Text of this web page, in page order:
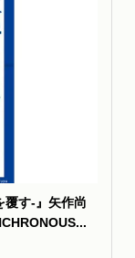
覆す-』矢作尚